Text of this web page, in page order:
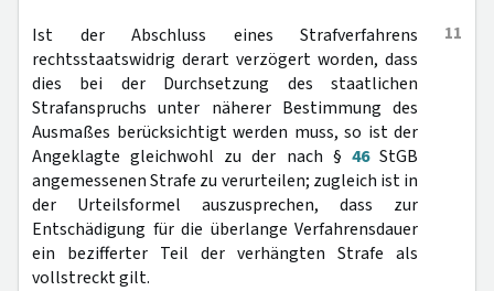
11
Ist der Abschluss eines Strafverfahrens
rechtsstaatswidrig derart verzögert worden, dass
dies bei der Durchsetzung des staatlichen
Strafanspruchs unter näherer Bestimmung des
Ausmaßes berücksichtigt werden muss, so ist der
Angeklagte gleichwohl zu der nach § 46StGB
angemessenen Strafe zu verurteilen; zugleich ist in
der Urteilsformel auszusprechen, dass zur
Entschädigung für die überlange Verfahrensdauer
ein bezifferter Teil der verhängten Strafe als
vollstreckt gilt.